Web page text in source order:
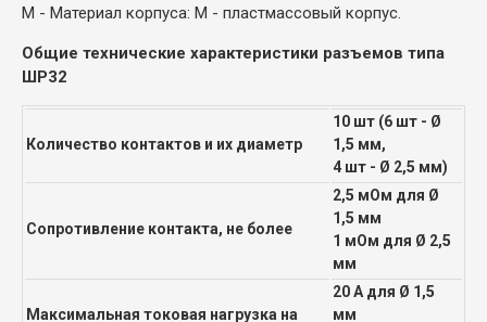
М - Материал корпуса: М - пластмассовый корпус.
Общие технические характеристики разъемов типа
ШР32
Количество контактов и их диаметр
10 шт (6 шт - Ø
1,5 мм,
4 шт - Ø 2,5 мм)
Сопротивление контакта, не более
2,5 мОм для Ø
1,5 мм
1 мОм для Ø 2,5
мм
Максимальная токовая нагрузка на
20 А для Ø 1,5
мм